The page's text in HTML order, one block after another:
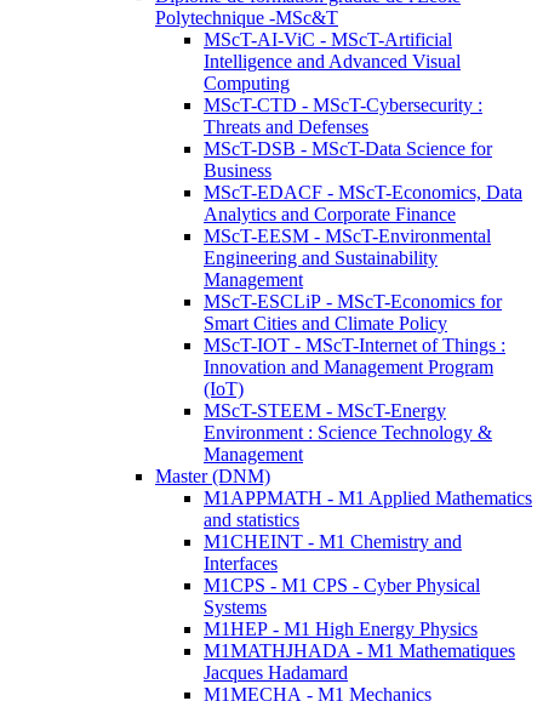
Polytechnique -MSc&T
MScT-AI-ViC - MScT-Artificial
Intelligence and Advanced Visual
Computing
MScT-CTD - MScT-Cybersecurity :
Threats and Defenses
MScT-DSB - MScT-Data Science for
Business
MScT-EDACF - MScT-Economics, Data
Analytics and Corporate Finance
MScT-EESM - MScT-Environmental
Engineering and Sustainability
Management
MScT-ESCLiP - MScT-Economics for
Smart Cities and Climate Policy
MScT-IOT - MScT-Internet of Things :
Innovation and Management Program
(IoT)
MScT-STEEM - MScT-Energy
Environment : Science Technology &
Management
Master (DNM)
M1APPMATH - M1 Applied Mathematics
and statistics
M1CHEINT - M1 Chemistry and
Interfaces
M1CPS - M1 CPS - Cyber Physical
Systems
M1HEP - M1 High Energy Physics
M1MATHJHADA - M1 Mathematiques
Jacques Hadamard
M1MECHA - M1 Mechanics